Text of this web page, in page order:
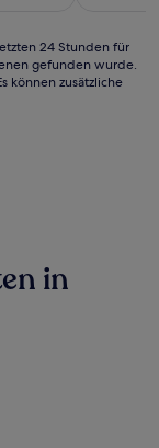
24 Stunden für
gefunden wurde.
können zusätzliche
in